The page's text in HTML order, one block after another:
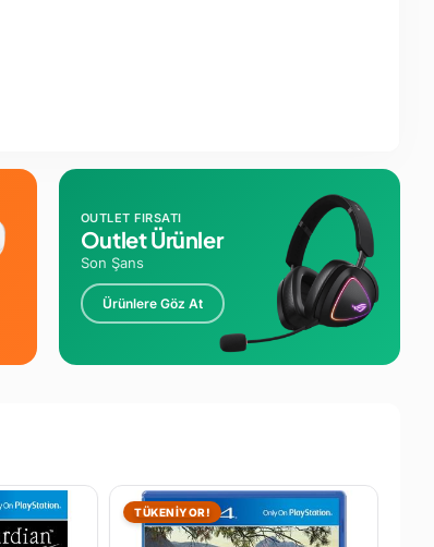
OUTLET FIRSATI
Outlet Ürünler
Son Şans
Ürünlere Göz At
TÜKENİYOR!